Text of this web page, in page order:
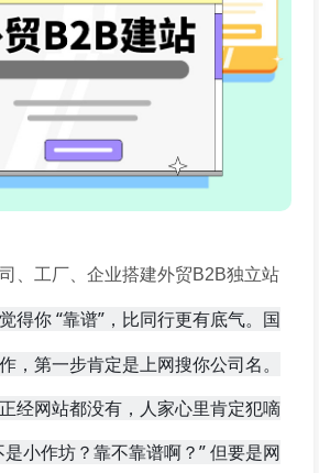
、工厂、企业搭建外贸B2B独立站
得你 “靠谱”，比同行更有底气。国
，第一步肯定是上网搜你公司名。
经网站都没有，人家心里肯定犯嘀
小作坊？靠不靠谱啊？” 但要是网